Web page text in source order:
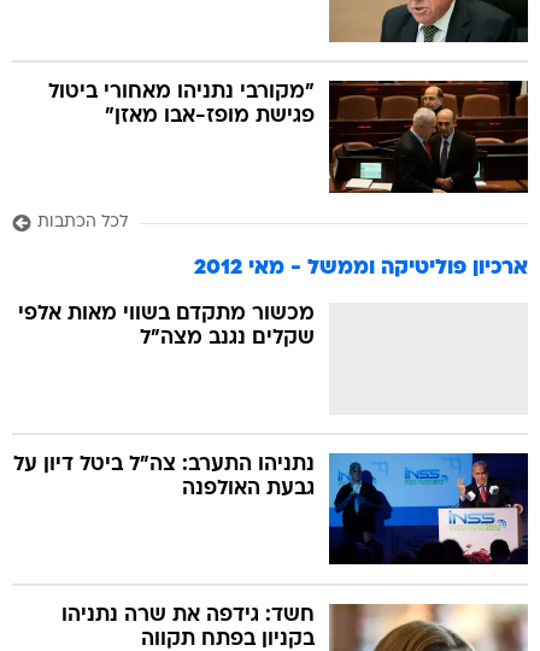
"מקורבי נתניהו מאחורי ביטול
פגישת מופז-אבו מאזן"
לכל הכתבות
ארכיון פוליטיקה וממשל - מאי 2012
מכשור מתקדם בשווי מאות אלפי
שקלים נגנב מצה"ל
נתניהו התערב: צה"ל ביטל דיון על
גבעת האולפנה
חשד: גידפה את שרה נתניהו
בקניון בפתח תקווה